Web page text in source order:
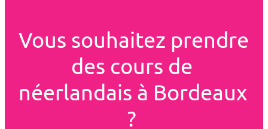
Vous souhaitez prendre
des cours de
néerlandais à Bordeaux
?